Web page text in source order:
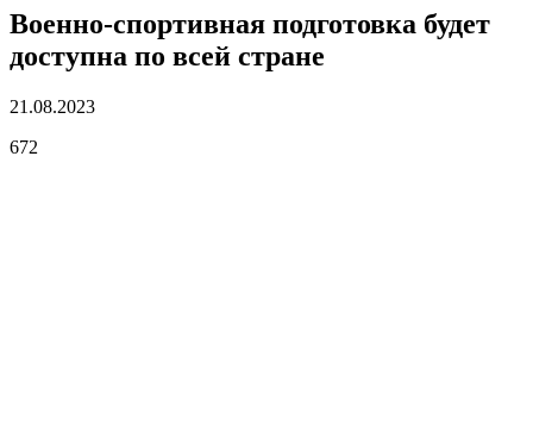
Военно-спортивная подготовка будет
доступна по всей стране
21.08.2023
672